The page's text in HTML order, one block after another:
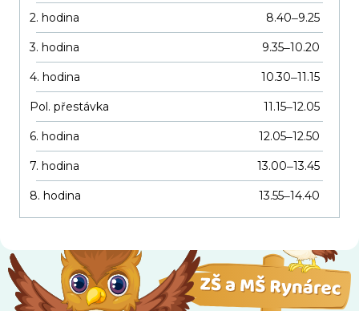
2. hodina 8.40–9.25
3. hodina 9.35–10.20
4. hodina 10.30–11.15
Pol. přestávka 11.15–12.05
6. hodina 12.05–12.50
7. hodina 13.00–13.45
8. hodina 13.55–14.40